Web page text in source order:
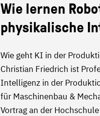
Wie lernen
physikalische
Wie geht KI in der
Christian Friedrich ist
Intelligenz in der
für Maschinenbau &
Vortrag an der